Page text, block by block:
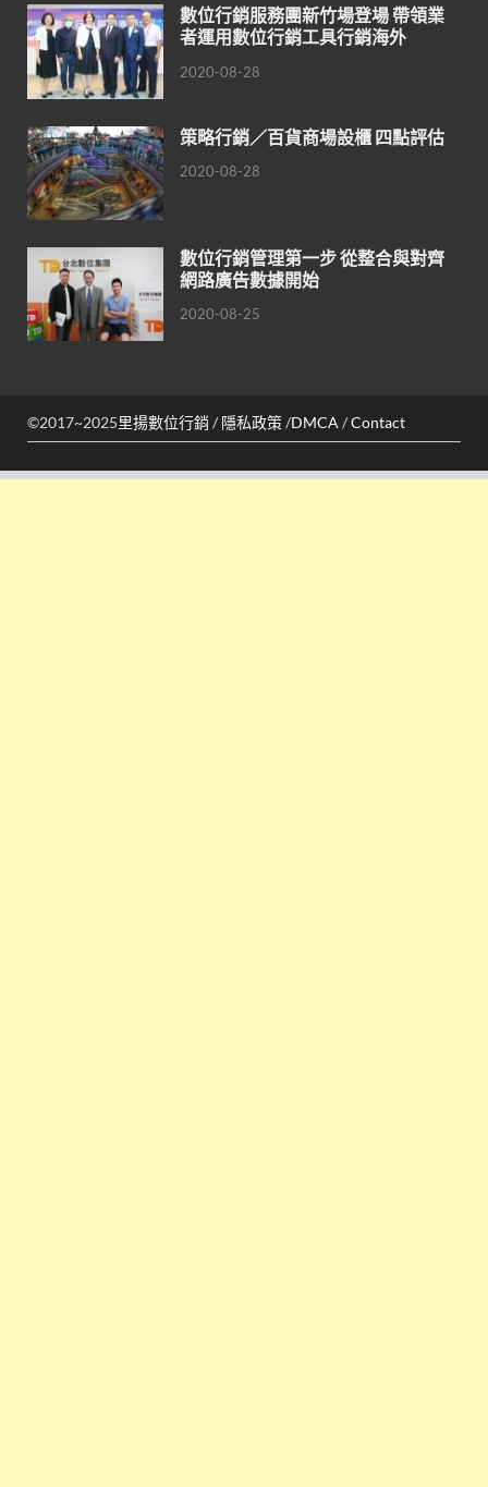
數位行銷服務團新竹場登場 帶領業
者運用數位行銷工具行銷海外
2020-08-28
策略行銷／百貨商場設櫃 四點評估
2020-08-28
數位行銷管理第一步 從整合與對齊
網路廣告數據開始
2020-08-25
©2017~2025里揚數位行銷 / 隱私政策/DMCA /Contact